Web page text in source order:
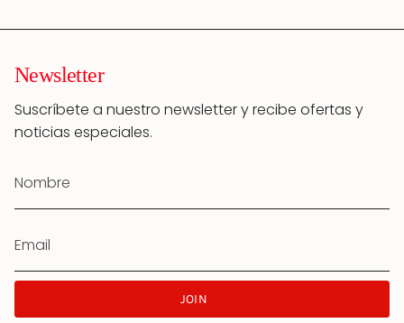
Newsletter
Suscríbete a nuestro newsletter y recibe ofertas y
noticias especiales.
JOIN